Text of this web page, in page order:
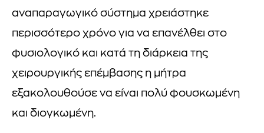
αναπαραγωγικό σύστημα χρειάστηκε
περισσότερο χρόνο για να επανέλθει στο
φυσιολογικό και κατά τη διάρκεια της
χειρουργικής επέμβασης η μήτρα
εξακολουθούσε να είναι πολύ φουσκωμένη
και διογκωμένη.